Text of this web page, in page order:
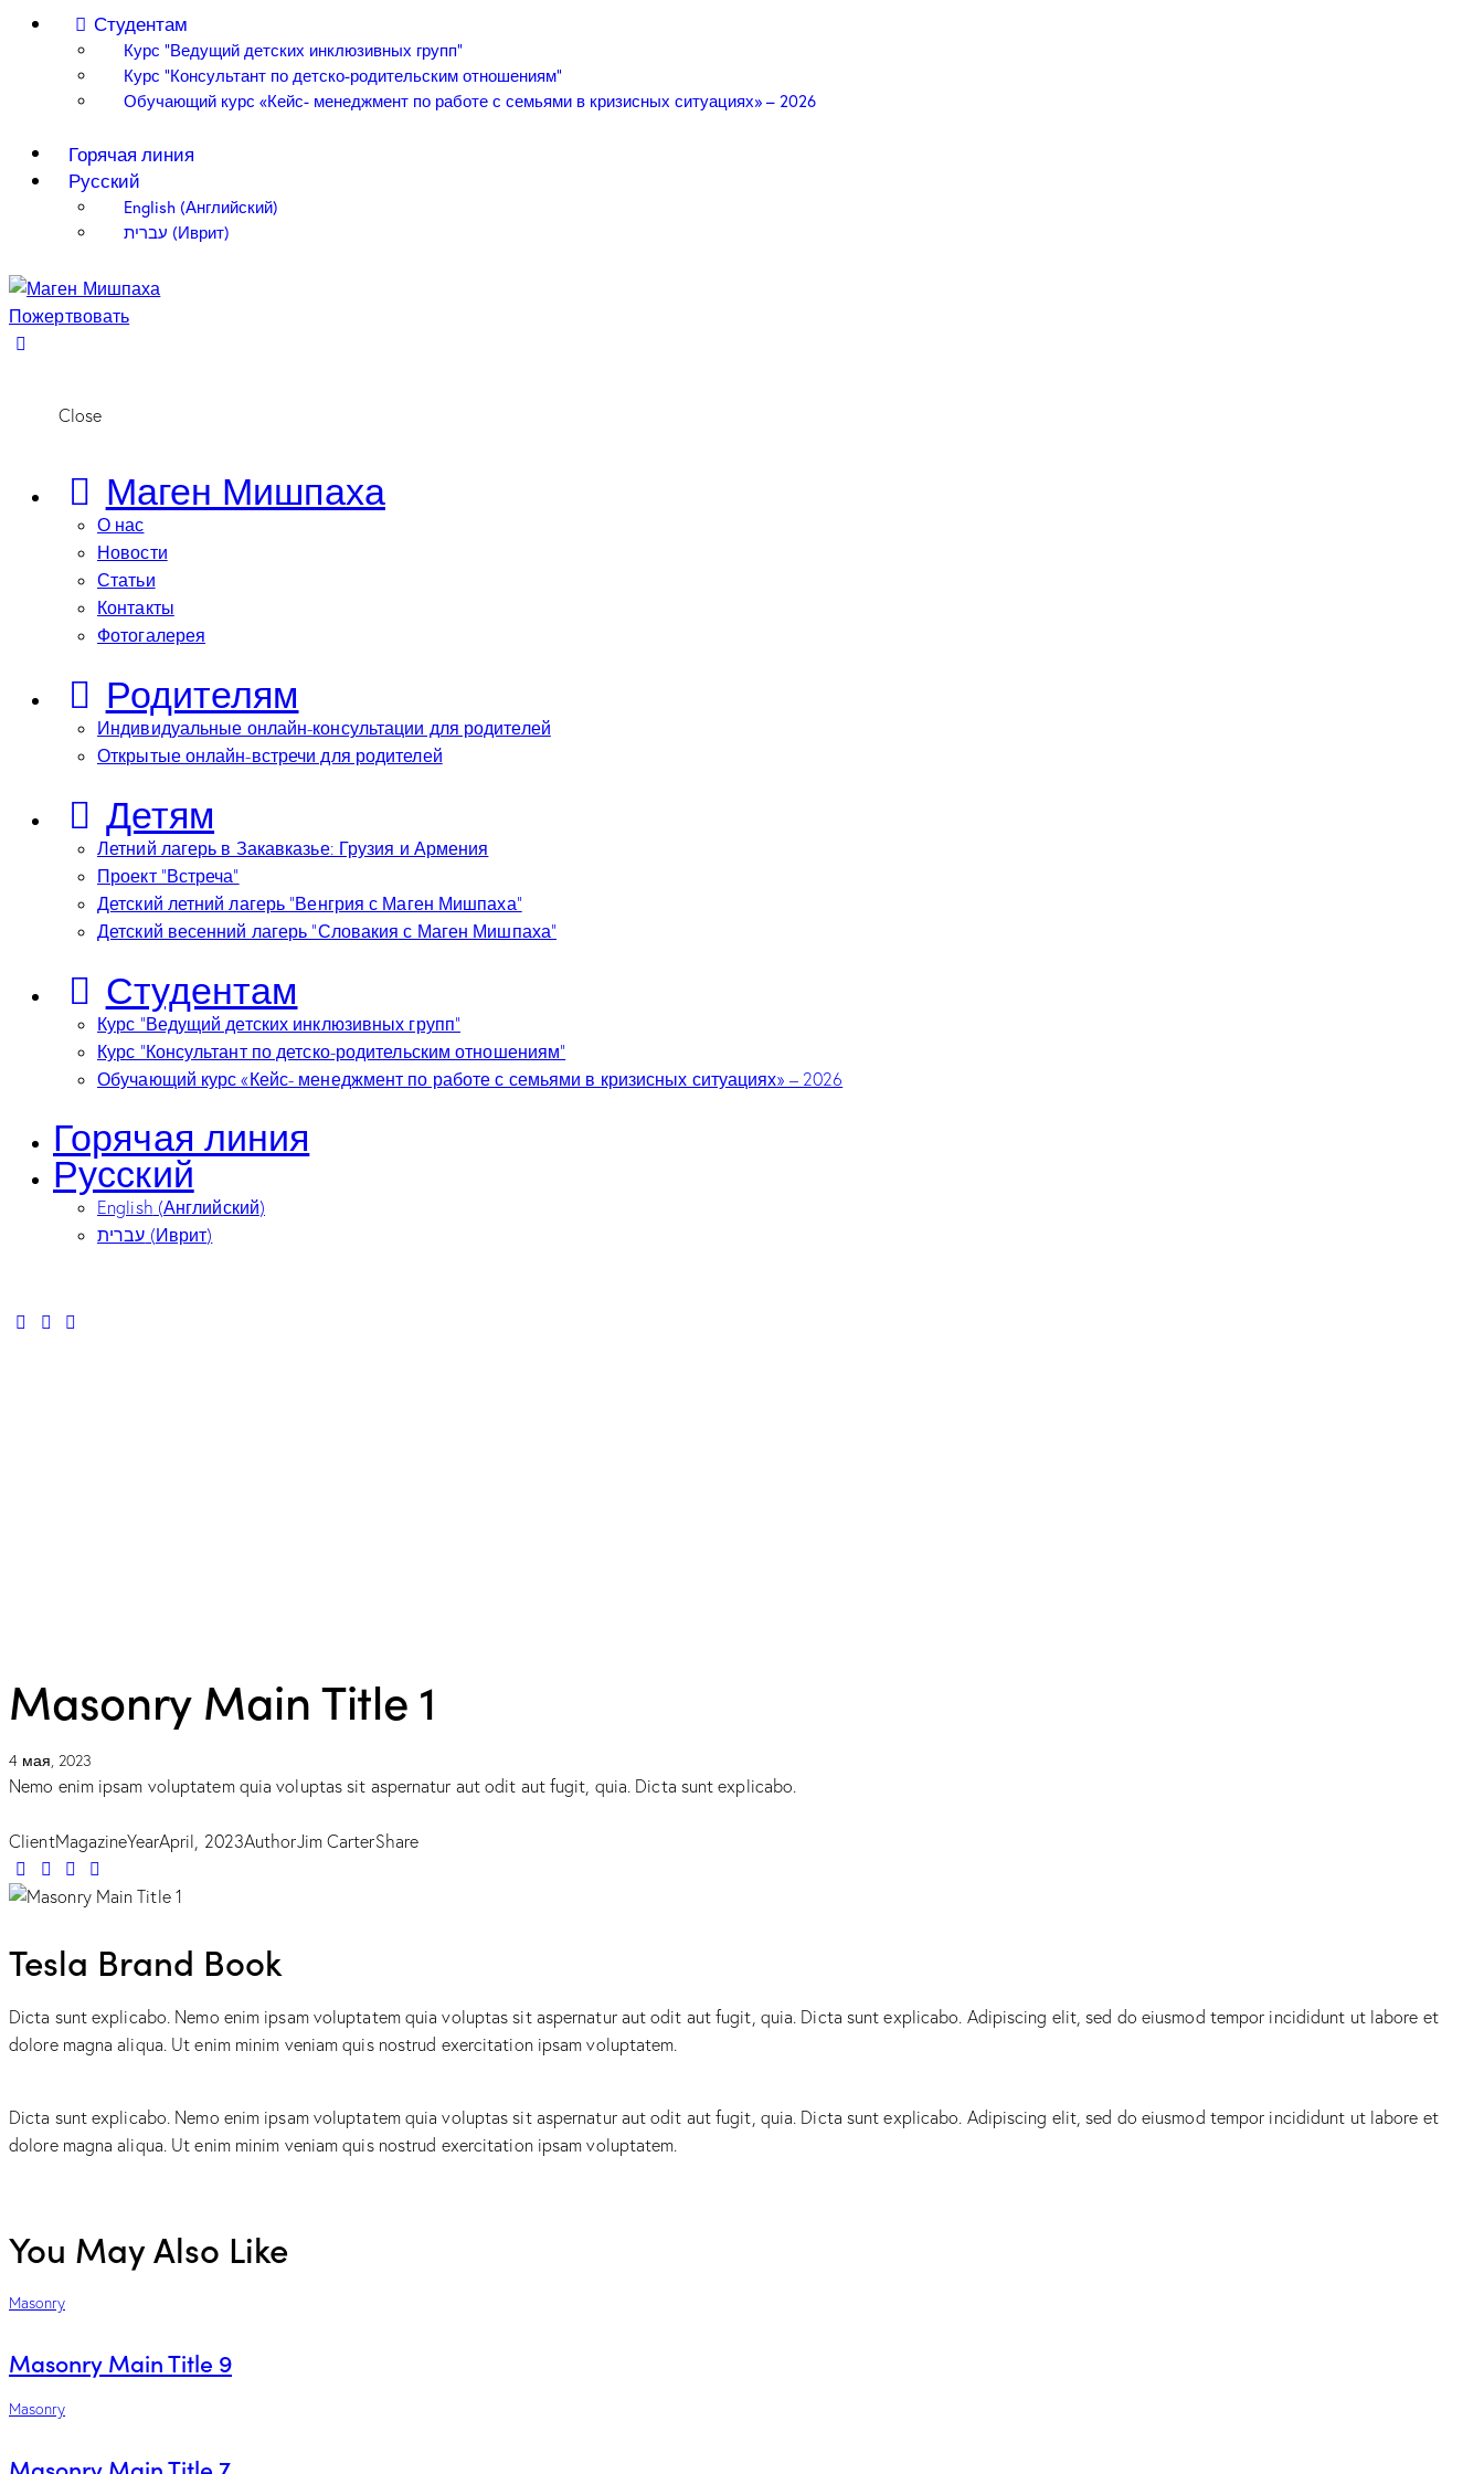
Студентам
Курс “Ведущий детских инклюзивных групп”
Курс “Консультант по детско-родительским отношениям”
Обучающий курс «Кейс- менеджмент по работе с семьями в кризисных ситуациях» – 2026
Горячая линия
Русский
English (Английский)
עברית (Иврит)
Пожертвовать
Close
Маген Мишпаха
О нас
Новости
Статьи
Контакты
Фотогалерея
Родителям
Индивидуальные онлайн-консультации для родителей
Открытые онлайн-встречи для родителей
Детям
Летний лагерь в Закавказье: Грузия и Армения
Проект “Встреча”
Детский летний лагерь “Венгрия с Маген Мишпаха”
Детский весенний лагерь “Словакия с Маген Мишпаха”
Студентам
Курс “Ведущий детских инклюзивных групп”
Курс “Консультант по детско-родительским отношениям”
Обучающий курс «Кейс- менеджмент по работе с семьями в кризисных ситуациях» – 2026
Горячая линия
Русский
English (Английский)
עברית (Иврит)
Masonry Main Title 1
4 мая, 2023
Nemo enim ipsam voluptatem quia voluptas sit aspernatur aut odit aut fugit, quia. Dicta sunt explicabo.
ClientMagazineYearApril, 2023AuthorJim CarterShare
Tesla Brand Book
Dicta sunt explicabo. Nemo enim ipsam voluptatem quia voluptas sit aspernatur aut odit aut fugit, quia. Dicta sunt explicabo. Adipiscing elit, sed do eiusmod tempor incididunt ut labore et
dolore magna aliqua. Ut enim minim veniam quis nostrud exercitation ipsam voluptatem.
Dicta sunt explicabo. Nemo enim ipsam voluptatem quia voluptas sit aspernatur aut odit aut fugit, quia. Dicta sunt explicabo. Adipiscing elit, sed do eiusmod tempor incididunt ut labore et
dolore magna aliqua. Ut enim minim veniam quis nostrud exercitation ipsam voluptatem.
You May Also Like
Masonry
Masonry Main Title 9
Masonry